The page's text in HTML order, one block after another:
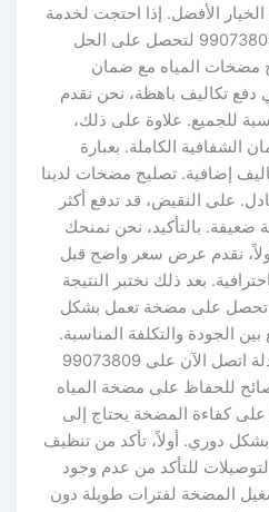
الخيار الأفضل. إذا احتجت لخدمة
طارئة لا تتردد واتصل على 99073809 لتحصل على الحل
مضخات المياه مع ضمان
دفع تكاليف باهظة، نحن نقدم
للجميع. علاوة على ذلك،
الشفافية الكاملة. بعبارة
إضافية. تصليح مضخات لدينا
على النقيض، قد تدفع أكثر
بالتأكيد، نحن نمنحك
نقدم عرض سعر واضح قبل
بعد ذلك نختبر النتيجة
تحصل على مضخة تعمل بشكل
الجودة والتكلفة المناسبة.
إذا كنت تبحث عن أسعار عادلة اتصل الآن على 99073809
للحفاظ على مضخة المياه
على كفاءة المضخة يحتاج إلى
دوري. أولاً، تأكد من تنظيف
للتأكد من عدم وجود
المضخة لفترات طويلة دون